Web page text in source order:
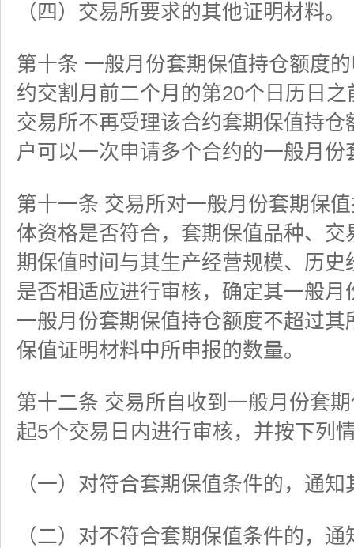
（四）交易所要求的其他证明材料。
第十条 一般月份套期保值持仓额度
约交割月前二个月的第20个日历日
交易所不再受理该合约套期保值持
户可以一次申请多个合约的一般月
第十一条 交易所对一般月份套期保
体资格是否符合，套期保值品种、
期保值时间与其生产经营规模、历
是否相适应进行审核，确定其一般
一般月份套期保值持仓额度不超过
保值证明材料中所申报的数量。
第十二条 交易所自收到一般月份套
起5个交易日内进行审核，并按下列
（一）对符合套期保值条件的，通
（二）对不符合套期保值条件的，